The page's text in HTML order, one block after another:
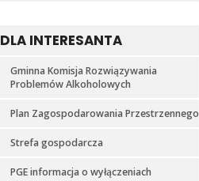
DLA INTERESANTA
Gminna Komisja Rozwiązywania
Problemów Alkoholowych
Plan Zagospodarowania Przestrzennego
Strefa gospodarcza
PGE informacja o wyłączeniach